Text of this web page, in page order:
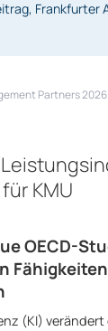
Frankfurter
Partners
KMU
OECD-
(KI) verändert